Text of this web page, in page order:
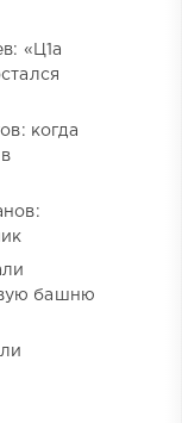
«Ц1а
когда
башню